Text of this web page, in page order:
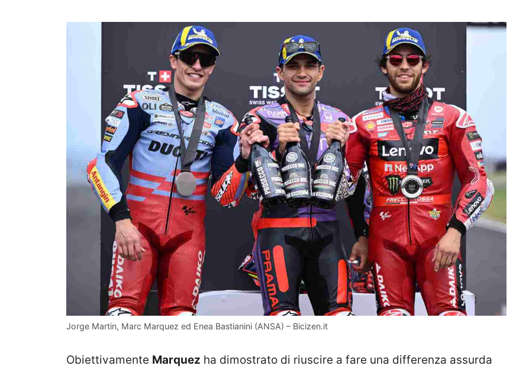
Jorge Martin, Marc Marquez ed Enea Bastianini (ANSA) – Bicizen.it
Obiettivamente Marquez ha dimostrato di riuscire a fare una differenza assurda